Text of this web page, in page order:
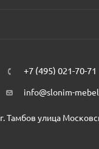
+7 (495) 021-70-71
info@slonim-
г. Тамбов улица